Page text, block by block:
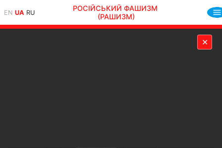
EN UA RU
РОСІЙСЬКИЙ ФАШИЗМ
(РАШИЗМ)
✕